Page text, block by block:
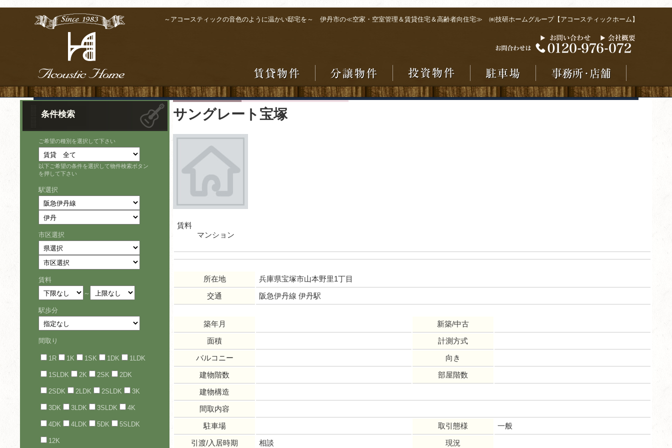
～アコースティックの音色のように温かい邸宅を～ 伊丹市の≪空家・空室管理＆賃貸住宅＆高齢者向住宅≫ ㈱技研ホームグループ【アコースティックホーム】
条件検索
ご希望の種別を選択して下さい
以下ご希望の条件を選択して物件検索ボタン
を押して下さい
駅選択
市区選択
賃料
～
駅歩分
間取り
1R 1K 1SK 1DK 1LDK
1SLDK 2K 2SK 2DK
2SDK 2LDK 2SLDK 3K
3DK 3LDK 3SLDK 4K
4DK 4LDK 5DK 5SLDK
12K
サングレート宝塚
賃料
マンション
所在地
兵庫県宝塚市山本野里1丁目
交通
阪急伊丹線 伊丹駅
築年月
新築/中古
面積
計測方式
バルコニー
向き
建物階数
部屋階数
建物構造
間取内容
駐車場
取引態様
一般
引渡/入居時期
相談
現況